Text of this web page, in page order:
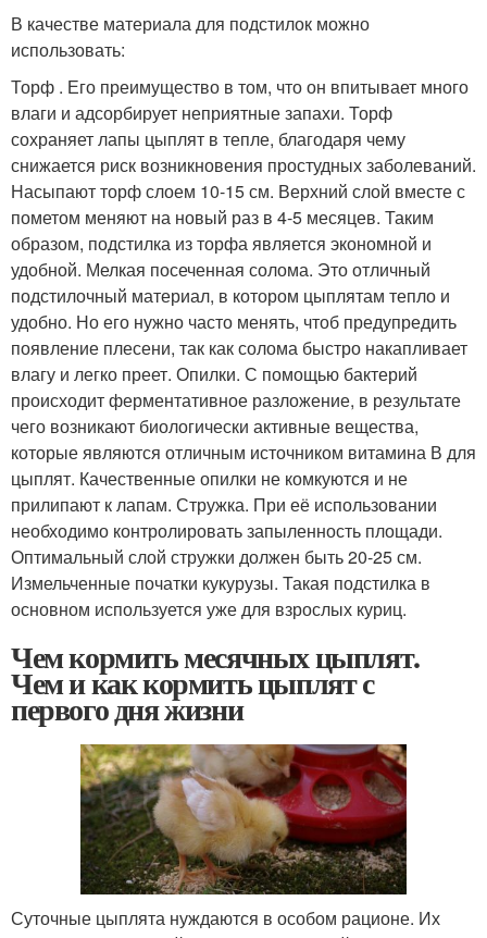
В качестве материала для подстилок можно
использовать:
Торф . Его преимущество в том, что он впитывает много
влаги и адсорбирует неприятные запахи. Торф
сохраняет лапы цыплят в тепле, благодаря чему
снижается риск возникновения простудных заболеваний.
Насыпают торф слоем 10-15 см. Верхний слой вместе с
пометом меняют на новый раз в 4-5 месяцев. Таким
образом, подстилка из торфа является экономной и
удобной. Мелкая посеченная солома. Это отличный
подстилочный материал, в котором цыплятам тепло и
удобно. Но его нужно часто менять, чтоб предупредить
появление плесени, так как солома быстро накапливает
влагу и легко преет. Опилки. С помощью бактерий
происходит ферментативное разложение, в результате
чего возникают биологически активные вещества,
которые являются отличным источником витамина В для
цыплят. Качественные опилки не комкуются и не
прилипают к лапам. Стружка. При её использовании
необходимо контролировать запыленность площади.
Оптимальный слой стружки должен быть 20-25 см.
Измельченные початки кукурузы. Такая подстилка в
основном используется уже для взрослых куриц.
Чем кормить месячных цыплят.
Чем и как кормить цыплят с
первого дня жизни
Суточные цыплята нуждаются в особом рационе. Их